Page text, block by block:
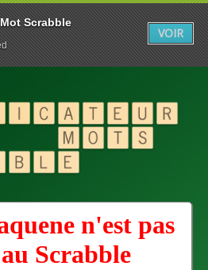
n'est pas
Scrabble
Scrabble
VOIR